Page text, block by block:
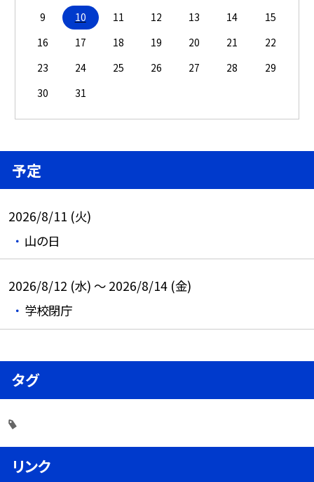
9
10 11 12 13 14
15
16
17 18 19 20 21
22
23
24 25 26 27 28
29
30
31
予定
2026/8/11 (火)
山の日
2026/8/12 (水) ～ 2026/8/14 (金)
学校閉庁
タグ
リンク